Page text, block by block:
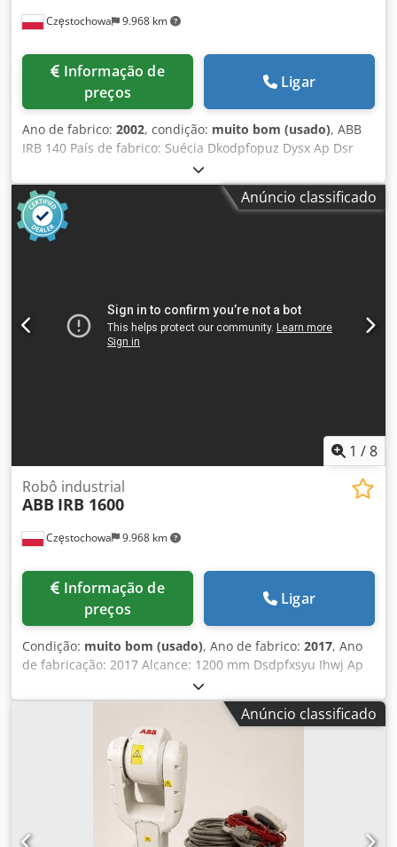
Częstochowa 9.968 km
preços
Ligar
Ano de fabrico: 2002, condição: muito bom (usado), ABB
IRB 140 País de fabrico: Suécia Dkodpfopuz Dysx Ap Dsr
Ano de fabrico: 2002 Alcance: 800 mm Controlo: M2000
Capacidade de carga: 6 kg
Anúncio classificado
1 /8
Częstochowa 9.968 km
Robô industrial
ABB IRB 1600
preços
Ligar
Condição: muito bom (usado), Ano de fabrico: 2017, Ano
de fabricação: 2017 Alcance: 1200 mm Dsdpfxsyu Ihwj Ap
Dokr Controle: IRC5 Mesa giratória Sistema de extração de
poeira Pistola de pintura automática V5 HVLP Bomba de
diafragma DP Comboi Quantidade: 2 unidadesAnúncio classificado